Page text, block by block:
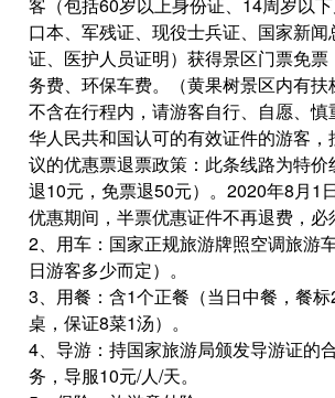
客（包括60岁以上身份证、14周岁以
口本、军残证、现役士兵证、国家新
证、医护人员证明）获得景区门票免票
务费、环保车费。（黄果树景区内有
不含在行程内，请游客自行、自愿、慎
华人民共和国认可的有效证件的游客
议的优惠票退票政策：此条线路为特
退10元，免票退50元）。2020年8月1
优惠期间，半票优惠证件不再退费，必
2、用车：国家正规旅游牌照空调旅游
日游客多少而定）。
3、用餐：含1个正餐（当日中餐，餐
桌，保证8菜1汤）。
4、导游：持国家旅游局颁发导游证的
务，导服10元/人/天。